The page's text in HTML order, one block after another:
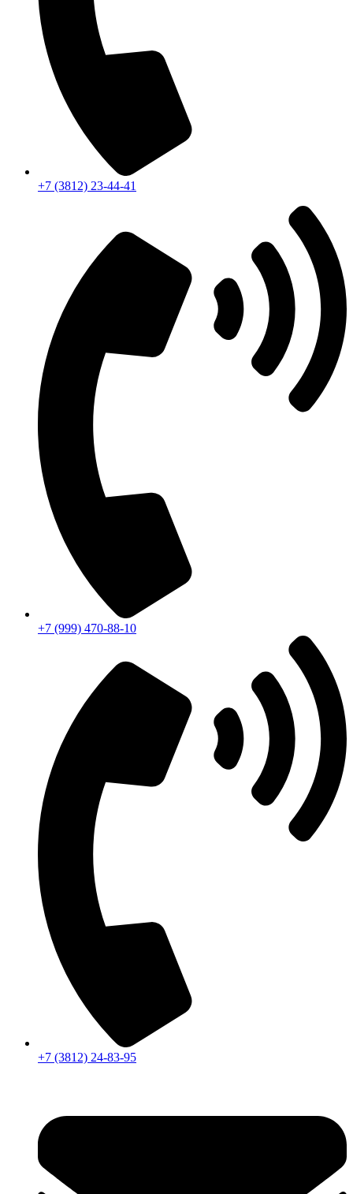
+7 (3812) 23-44-41
+7 (999) 470-88-10
+7 (3812) 24-83-95